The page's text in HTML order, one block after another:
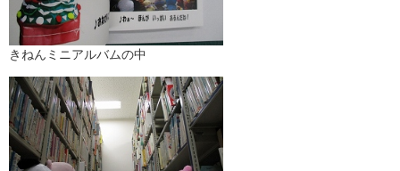
きねんミニアルバムの中